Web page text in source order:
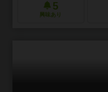
5
興味あり